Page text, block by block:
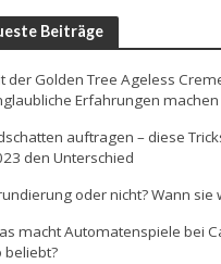
Beiträge
der Golden Tree Ageless
Erfahrungen machen
auftragen – diese
den Unterschied
oder nicht? Wann sie
macht Automatenspiele bei
beliebt?